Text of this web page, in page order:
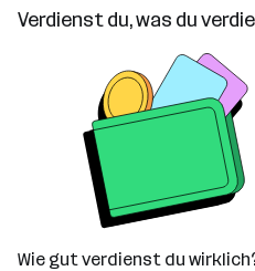
Verdienst du, was du
Wie gut verdienst du